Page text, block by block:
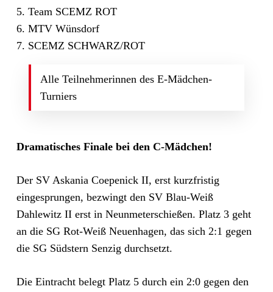
5. Team SCEMZ ROT
6. MTV Wünsdorf
7. SCEMZ SCHWARZ/ROT
Alle Teilnehmerinnen des E-Mädchen-
Turniers
Dramatisches Finale bei den C-Mädchen!
Der SV Askania Coepenick II, erst kurzfristig
eingesprungen, bezwingt den SV Blau-Weiß
Dahlewitz II erst in Neunmeterschießen. Platz 3 geht
an die SG Rot-Weiß Neuenhagen, das sich 2:1 gegen
die SG Südstern Senzig durchsetzt.
Die Eintracht belegt Platz 5 durch ein 2:0 gegen den